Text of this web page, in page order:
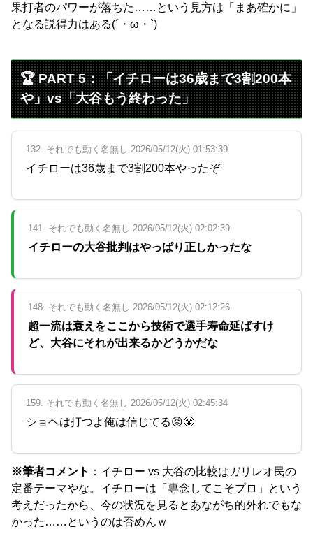
果打者のパワーが落ちた……という見方は「まあ確かに」
となる説得力はある(´・ω・`)
🏆 PART 5：「イチローは36歳まで3割200本
や」vs「大谷もう終わった」
132. それでも動く名無し 2026/05/12(火) 01:53:39
イチローは36歳まで3割200本やったぞ
141. それでも動く名無し 2026/05/12(火) 02:02:39
イチローの大谷批判はやっぱり正しかったな
148. それでも動く名無し 2026/05/12(火) 02:12:26
超一流は衰えをここから技術で選手寿命延ばすけ
ど、大谷にそれが出来るかどうかだな
159. それでも動く名無し 2026/05/12(火) 02:45:34
ショヘは打つよ俺は信じてる😡😤
※筆者コメント ：イチロー vs 大谷の比較はガリレオ民の
定番テーマやな。イチローは「専念してこそプロ」という
考えだったから、今の状況を見るとあながち的外れでもな
かった……というのは否めんｗ